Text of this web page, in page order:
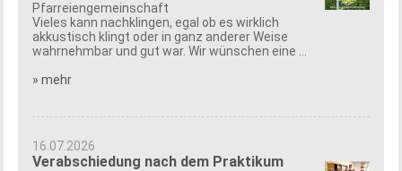
Pfarreiengemeinschaft
Vieles kann nachklingen, egal ob es wirklich
akkustisch klingt oder in ganz anderer Weise
wahrnehmbar und gut war. Wir wünschen eine ...
» mehr
16.07.2026
Verabschiedung nach dem Praktikum